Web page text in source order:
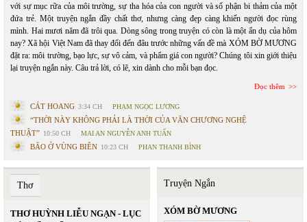
với sự mục rữa của môi trường, sự tha hóa của con người và số phận bi thảm của một
đứa trẻ. Một truyện ngắn đầy chất thơ, nhưng càng đẹp càng khiến người đọc rùng
mình. Hai mươi năm đã trôi qua. Dòng sông trong truyện có còn là một ẩn dụ của hôm
nay? Xã hội Việt Nam đã thay đổi đến đâu trước những vấn đề mà XÓM BỜ MƯƠNG
đặt ra: môi trường, bạo lực, sự vô cảm, và phẩm giá con người? Chúng tôi xin giới thiệu
lại truyện ngắn này. Câu trả lời, có lẽ, xin dành cho mỗi bạn đọc.
Đọc thêm
CÁT HOANG 3:34 CH PHẠM NGỌC LƯƠNG
“THỜI NÀY KHÔNG PHẢI LÀ THỜI CỦA VĂN CHƯƠNG NGHỆ
THUẬT” 10:50 CH MAI AN NGUYỄN ANH TUẤN
BÃO Ở VÙNG BIÊN 10:23 CH PHAN THANH BÌNH
Thơ
THƠ HUỲNH LIỄU NGẠN - LỤC
Truyện Ngắn
XÓM BỜ MƯƠNG